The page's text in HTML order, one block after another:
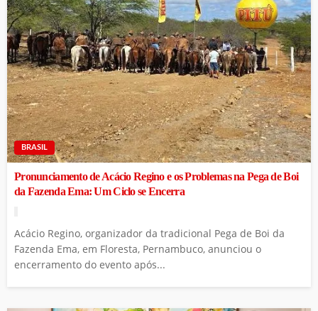
BRASIL
Pronunciamento de Acácio Regino e os Problemas na Pega de Boi
da Fazenda Ema: Um Ciclo se Encerra
Acácio Regino, organizador da tradicional Pega de Boi da
Fazenda Ema, em Floresta, Pernambuco, anunciou o
encerramento do evento após...